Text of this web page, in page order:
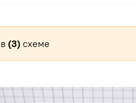
(3) схеме